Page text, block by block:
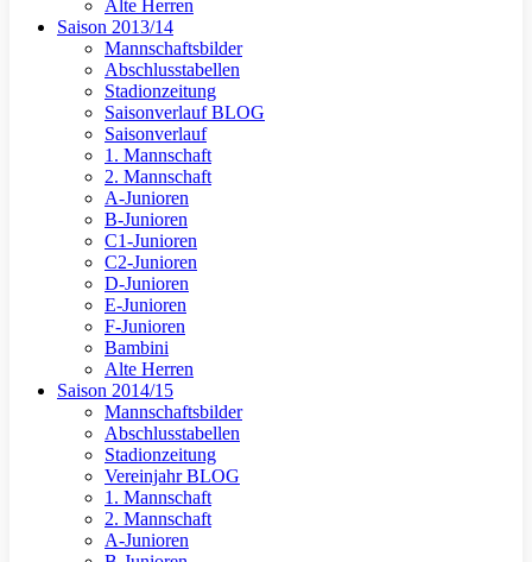
Alte Herren
Saison 2013/14
Mannschaftsbilder
Abschlusstabellen
Stadionzeitung
Saisonverlauf BLOG
Saisonverlauf
1. Mannschaft
2. Mannschaft
A-Junioren
B-Junioren
C1-Junioren
C2-Junioren
D-Junioren
E-Junioren
F-Junioren
Bambini
Alte Herren
Saison 2014/15
Mannschaftsbilder
Abschlusstabellen
Stadionzeitung
Vereinjahr BLOG
1. Mannschaft
2. Mannschaft
A-Junioren